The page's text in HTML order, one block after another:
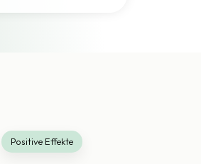
Positive Effekte